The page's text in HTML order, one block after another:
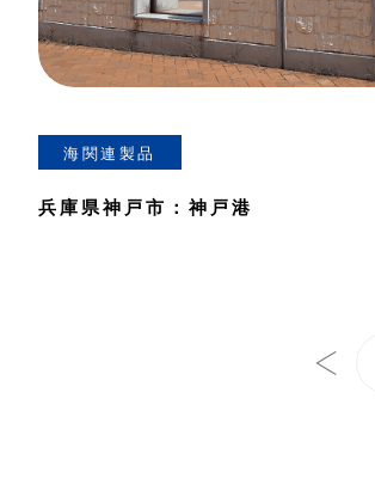
海関連製品
兵庫県神戸市：神戸港